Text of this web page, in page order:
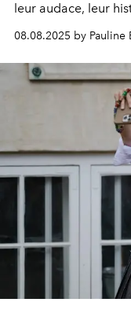
leur audace, leur
08.08.2025 by Pauline